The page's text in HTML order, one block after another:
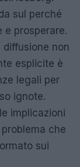
sul perché
e prosperare.
diffusione non
esplicite è
legali per
ignote.
implicazioni
che
sui